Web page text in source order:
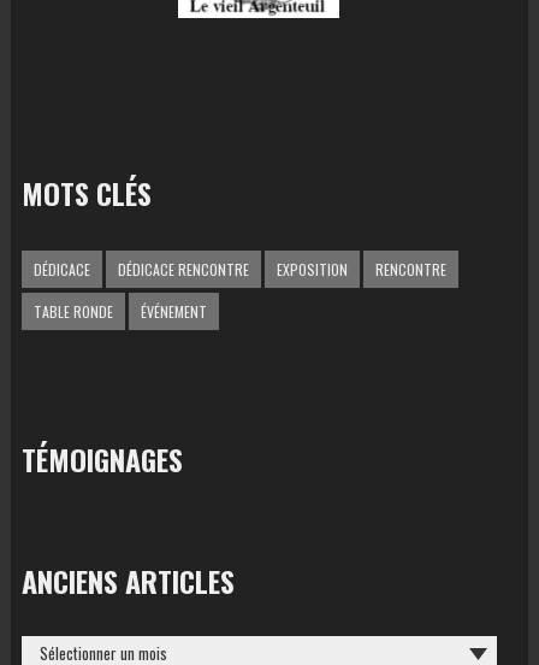
MOTS CLÉS
DÉDICACE DÉDICACE RENCONTRE EXPOSITION RENCONTRE
TABLE RONDE ÉVÉNEMENT
TÉMOIGNAGES
ANCIENS ARTICLES
ANCIENS